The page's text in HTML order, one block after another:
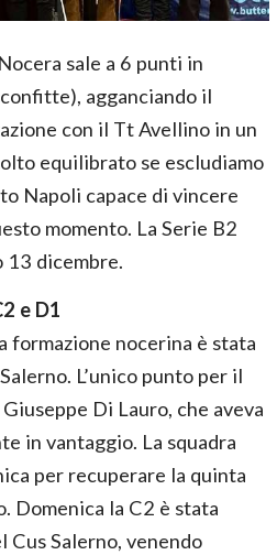
sale a 6 punti in
agganciando il
con il Tt Avellino in un
equilibrato se escludiamo
Napoli capace di vincere
momento. La Serie B2
13 dicembre.
e D1
formazione nocerina è stata
L’unico punto per il
Di Lauro, che aveva
in vantaggio. La squadra
per recuperare la quinta
Domenica la C2 è stata
Cus Salerno, venendo